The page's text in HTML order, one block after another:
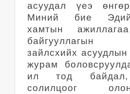
асуудал үеэ
Миний бие
хамтын
байгууллагын
зайлсхийх
журам
ил тод байдал,
солилцоог